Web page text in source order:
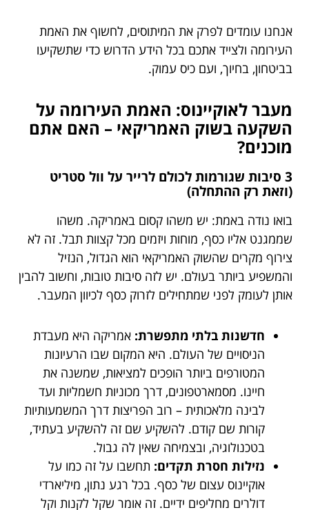
אנחנו עומדים לפרק את המיתוסים, לחשוף את האמת
העירומה ולצייד אתכם בכל הידע הדרוש כדי שתשקיעו
בביטחון, בחיוך, ועם כיס עמוק.
מעבר לאוקיינוס: האמת העירומה על
השקעה בשוק האמריקאי – האם אתם
מוכנים?
3 סיבות שגורמות לכולם לרייר על וול סטריט
(וזאת רק ההתחלה)
בואו נודה באמת: יש משהו קסום באמריקה. משהו
שממגנט אליו כסף, מוחות ויזמים מכל קצוות תבל. זה לא
צירוף מקרים שהשוק האמריקאי הוא הגדול, הנזיל
והמשפיע ביותר בעולם. יש לזה סיבות טובות, וחשוב להבין
אותן לעומק לפני שמתחילים לזרוק כסף לכיוון המעבר.
חדשנות בלתי מתפשרת: אמריקה היא מעבדת
הניסויים של העולם. היא המקום שבו הרעיונות
המטורפים ביותר הופכים למציאות, שמשנה את
חיינו. מסמארטפונים, דרך מכוניות חשמליות ועד
לבינה מלאכותית – רוב הפריצות דרך המשמעותיות
קורות שם קודם. להשקיע שם זה להשקיע בעתיד,
בטכנולוגיה, ובצמיחה שאין לה גבול.
נזילות חסרת תקדים: תחשבו על זה כמו על
אוקיינוס עצום של כסף. בכל רגע נתון, מיליארדי
דולרים מחליפים ידיים. זה אומר שקל לקנות וקל